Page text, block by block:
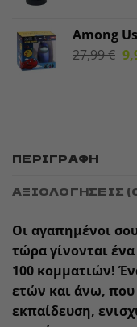
Among
27,99€
ΠΕΡΙΓΡΑΦΉ
ΑΞΙΟΛΟΓΉΣΕΙΣ
Οι αγαπημένοι
τώρα γίνονται
100 κομματιών!
ετών και άνω, που
εκπαίδευση,